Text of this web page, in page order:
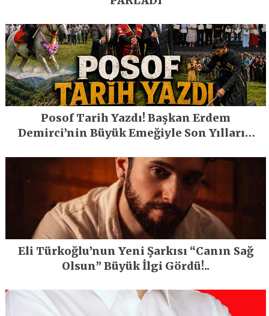
Posof Tarih Yazdı! Başkan Erdem
Demirci’nin Büyük Emeğiyle Son Yılların
Eli Türkoğlu’nun Yeni Şarkısı “Canın Sağ
Olsun” Büyük İlgi Gördü!..